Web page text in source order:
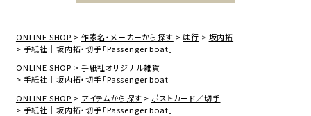
ONLINE SHOP 作家名・メーカーから探す は行
坂内拓
手紙社｜坂内拓・切手「Passenger boat」
ONLINE SHOP
手紙社オリジナル雑貨
手紙社｜坂内拓・切手「Passenger boat」
ONLINE SHOP
アイテムから探す
ポストカード／切手
手紙社｜坂内拓・切手「Passenger boat」